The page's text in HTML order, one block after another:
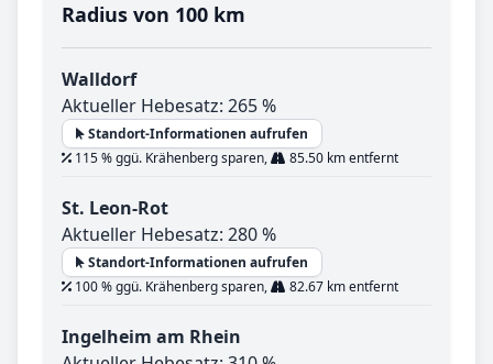
Radius von 100 km
Walldorf
Aktueller Hebesatz: 265 %
Standort-Informationen aufrufen
115 % ggü. Krähenberg sparen,
85.50 km entfernt
St. Leon-Rot
Aktueller Hebesatz: 280 %
Standort-Informationen aufrufen
100 % ggü. Krähenberg sparen,
82.67 km entfernt
Ingelheim am Rhein